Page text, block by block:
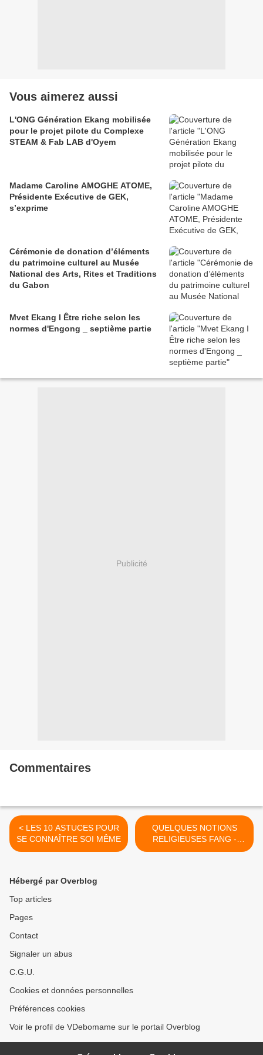
Vous aimerez aussi
L'ONG Génération Ekang mobilisée
pour le projet pilote du Complexe
STEAM & Fab LAB d'Oyem
Madame Caroline AMOGHE ATOME,
Présidente Exécutive de GEK,
s’exprime
Cérémonie de donation d’éléments
du patrimoine culturel au Musée
National des Arts, Rites et Traditions
du Gabon
Mvet Ekang I Être riche selon les
normes d'Engong _ septième partie
Publicité
Commentaires
< LES 10 ASTUCES POUR
SE CONNAÎTRE SOI MÊME
QUELQUES NOTIONS
RELIGIEUSES FANG -
FRANCAIS >
Hébergé par Overblog
Top articles
Pages
Contact
Signaler un abus
C.G.U.
Cookies et données personnelles
Préférences cookies
Voir le profil de VDebomame sur le portail Overblog